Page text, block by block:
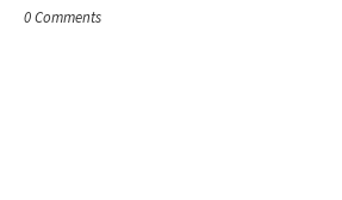
0 Comments